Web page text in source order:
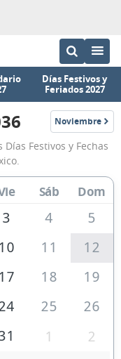
Días Festivos y
Feriados 2027
Noviembre
2036
Festivos y Fechas
Sáb Dom
3 4
5
10 11
12
17 18
19
25
26
1 2